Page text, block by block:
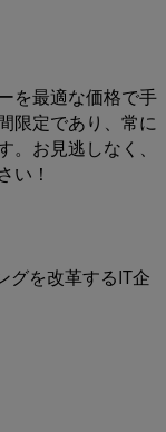
を最適な価格で手
限定であり、常に
お見逃しなく、
い！
グを改革するIT企